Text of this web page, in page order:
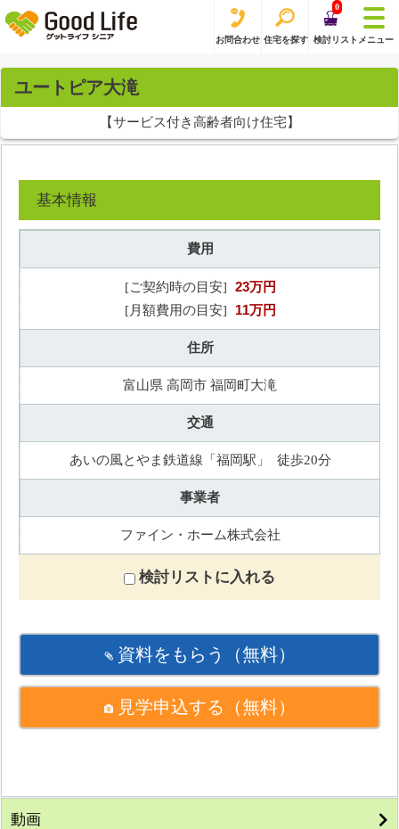
お問合わせ 住宅を探す
0
検討リスト メニュー
ユートピア大滝
【サービス付き高齢者向け住宅】
基本情報
費用
[ご契約時の目安] 23万円
[月額費用の目安] 11万円
住所
富山県 高岡市 福岡町大滝
交通
あいの風とやま鉄道線「福岡駅」 徒歩20分
事業者
ファイン・ホーム株式会社
検討リストに入れる
資料をもらう （無料）
見学申込する （無料）
動画